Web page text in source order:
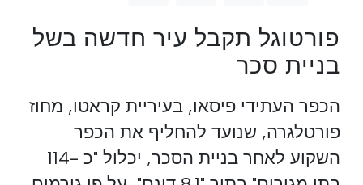
פורטוגל תקבל עיר חדשה בשל
בניית סכר
הכפר העתידי פיסאו, בעיריית קראטו, מחוז
פורטלגרה, שנועד להחליף את הכפר
השקוע לאחר בניית הסכר, יכלול "כ -114